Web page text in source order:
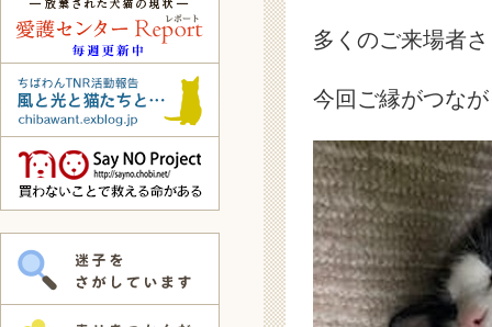
多くのご来場者
今回ご縁がつな